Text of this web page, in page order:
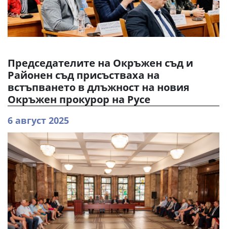
Председателите на Окръжен съд и
Районен съд присъстваха на
встъпването в длъжност на новия
Окръжен прокурор на Русе
6 август 2025